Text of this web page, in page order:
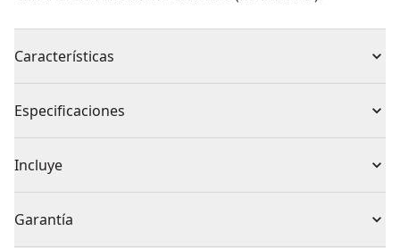
Características
contra agua y polvo (Solamente en la maleta
ESPUMA EN EL INTERIOR - Personalizable para un
transporte seguro de herramientas eléctricas
BLOQUEABLE: mediante candado (no incluido) para
Especificaciones
Tipo de producto Caja de Herramientas
Material del
producto
Incluye
herramientas eléctricas y baterías.
Garantía